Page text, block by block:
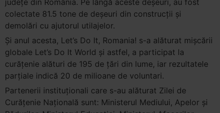
colectate 81.5 tone de deșeuri din construcții și
demolări cu ajutorul utilajelor.
Și anul acesta, Let’s Do It, Romania! s-a alăturat mișcării
globale Let’s Do It World și astfel, a participat la
curățenie alături de 195 de țări din lume, iar rezultatele
parțiale indică 20 de milioane de voluntari.
Partenerii instituționali care s-au alăturat Zilei de
Curățenie Națională sunt: Ministerul Mediului, Apelor și